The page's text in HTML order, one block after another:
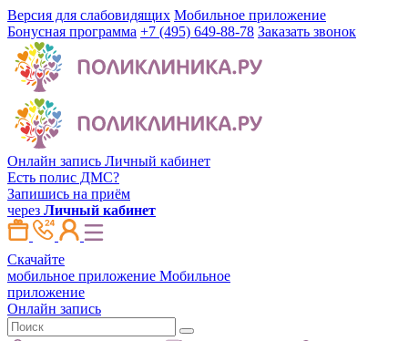
Версия для слабовидящих Мобильное приложение
Бонусная программа +7 (495) 649-88-78 Заказать звонок
Онлайн запись Личный кабинет
Есть полис ДМС?
Запишись на приём
через Личный кабинет
Скачайте
мобильное приложение Мобильное
приложение
Онлайн запись